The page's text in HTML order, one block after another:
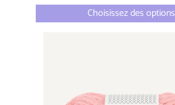
Choisissez des options